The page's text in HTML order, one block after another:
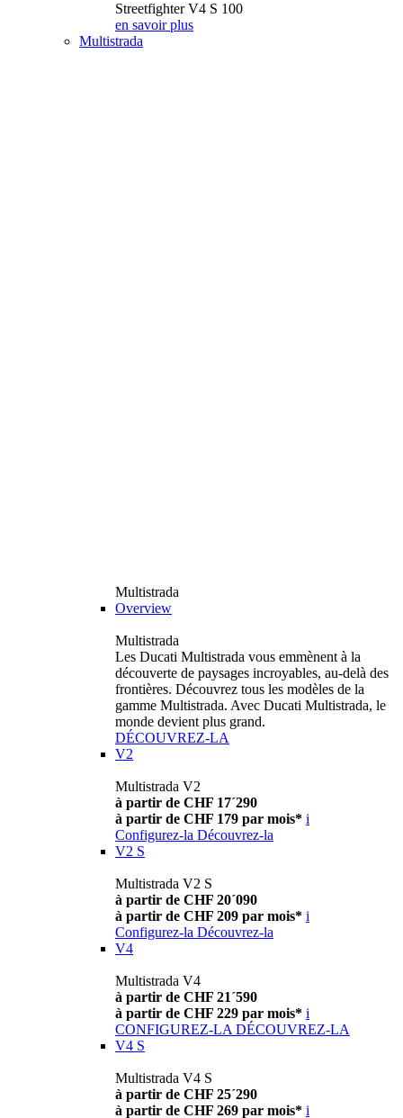
Streetfighter V4 S 100
en savoir plus
Multistrada
Multistrada
Overview
Multistrada
Les Ducati Multistrada vous emmènent à la
découverte de paysages incroyables, au-delà des
frontières. Découvrez tous les modèles de la
gamme Multistrada. Avec Ducati Multistrada, le
monde devient plus grand.
DÉCOUVREZ-LA
V2
Multistrada V2
à partir de CHF 17´290
à partir de CHF 179 par mois* i
Configurez-la Découvrez-la
V2 S
Multistrada V2 S
à partir de CHF 20´090
à partir de CHF 209 par mois* i
Configurez-la Découvrez-la
V4
Multistrada V4
à partir de CHF 21´590
à partir de CHF 229 par mois* i
CONFIGUREZ-LA DÉCOUVREZ-LA
V4 S
Multistrada V4 S
à partir de CHF 25´290
à partir de CHF 269 par mois* i